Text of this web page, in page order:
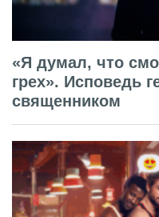
«Я думал, что
грех». Исповедь
священником